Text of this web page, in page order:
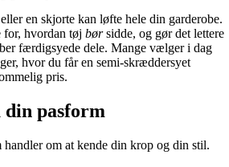
en skjorte kan løfte hele din garderobe.
for, hvordan tøj børsidde, og gør det lettere
færdigsyede dele. Mange vælger i dag
hvor du får en semi-skræddersyet
pris.
din pasform
om at kende din krop og din stil.